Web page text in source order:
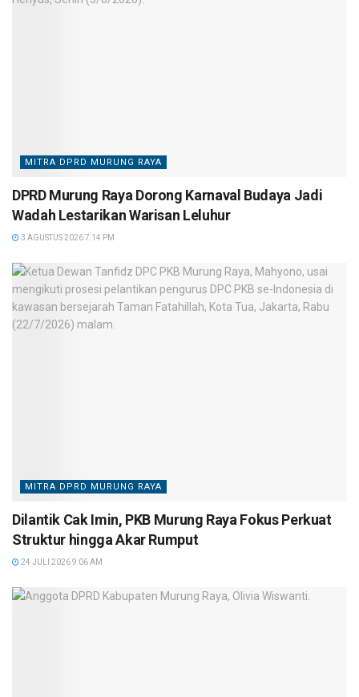
MITRA DPRD MURUNG RAYA
DPRD Murung Raya Dorong Karnaval Budaya Jadi
Wadah Lestarikan Warisan Leluhur
3 AGUSTUS 2026 7:14 PM
MITRA DPRD MURUNG RAYA
Dilantik Cak Imin, PKB Murung Raya Fokus Perkuat
Struktur hingga Akar Rumput
24 JULI 2026 9:06 AM